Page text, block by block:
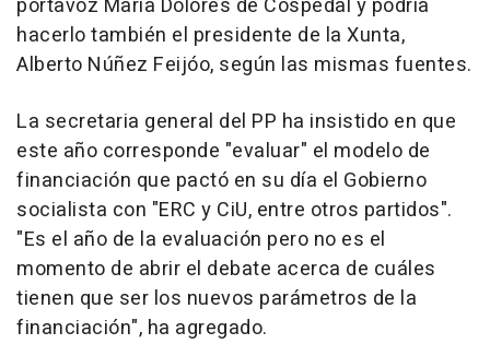
portavoz María Dolores de Cospedal y podría
hacerlo también el presidente de la Xunta,
Alberto Núñez Feijóo, según las mismas fuentes.
La secretaria general del PP ha insistido en que
este año corresponde "evaluar" el modelo de
financiación que pactó en su día el Gobierno
socialista con "ERC y CiU, entre otros partidos".
"Es el año de la evaluación pero no es el
momento de abrir el debate acerca de cuáles
tienen que ser los nuevos parámetros de la
financiación", ha agregado.